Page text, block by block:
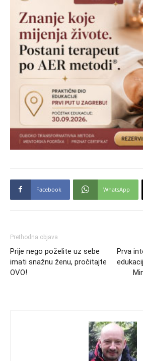
Facebook WhatsApp
Prethodna objava
Prije nego poželite uz sebe
imati snažnu ženu, pročitajte
OVO!
Prva